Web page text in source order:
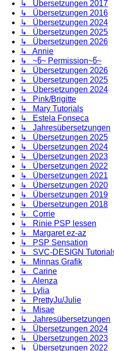
↳ Übersetzungen 2017
↳ Übersetzungen 2016
↳ Übersetzungen 2024
↳ Übersetzungen 2025
↳ Übersetzungen 2026
↳ Annie
↳ ~წ~ Permission~წ~
↳ Übersetzungen 2026
↳ Übersetzungen 2025
↳ Übersetzungen 2024
↳ Pink/Brigitte
↳ Mary Tutorials
↳ Estela Fonseca
↳ Jahresübersetzungen
↳ Übersetzungen 2025
↳ Übersetzungen 2024
↳ Übersetzungen 2023
↳ Übersetzungen 2022
↳ Übersetzungen 2021
↳ Übersetzungen 2020
↳ Übersetzungen 2019
↳ Übersetzungen 2018
↳ Corrie
↳ Rinie PSP lessen
↳ Margaret ez-az
↳ PSP Sensation
↳ SVC-DESIGN
↳ Minnas Grafik
↳ Carine
↳ Alenza
↳ Lylia
↳ PrettyJu/Julie
↳ Misae
↳ Jahresübersetzungen
↳ Übersetzungen 2024
↳ Übersetzungen 2023
↳ Übersetzungen 2022